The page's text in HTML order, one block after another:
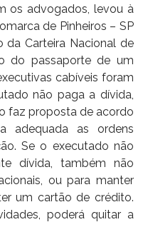
os advogados, levou à
de Pinheiros – SP
da Carteira Nacional de
do passaporte de um
cabíveis foram
não paga a dívida,
faz proposta de acordo
adequada as ordens
Se o executado não
dívida, também não
ou para manter
um cartão de crédito.
poderá quitar a